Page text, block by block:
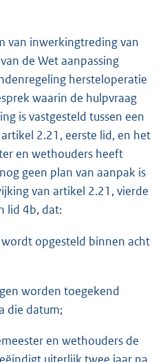
van inwerkingtreding van
de Wet aanpassing
hersteloperatie
waarin de hulpvraag
is vastgesteld tussen een
2.21, eerste lid, en het
en wethouders heeft
geen plan van aanpak is
van artikel 2.21, vierde
lid 4b, dat:
opgesteld binnen acht
worden toegekend
die datum;
en wethouders de